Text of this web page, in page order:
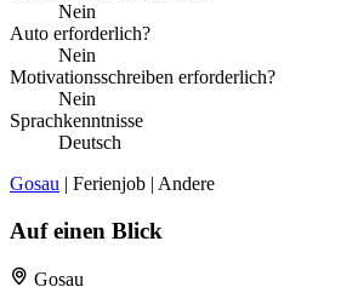
Nein
Auto erforderlich?
Nein
Motivationsschreiben erforderlich?
Nein
Sprachkenntnisse
Deutsch
Gosau | Ferienjob | Andere
Auf einen Blick
Gosau